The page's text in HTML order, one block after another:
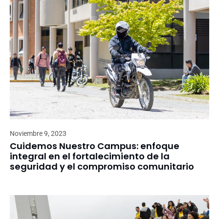
Noviembre 9, 2023
Cuidemos Nuestro Campus: enfoque
integral en el fortalecimiento de la
seguridad y el compromiso comunitario